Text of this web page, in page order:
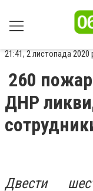
21:41, 2 листопада 2020
260
ДНР
Двести